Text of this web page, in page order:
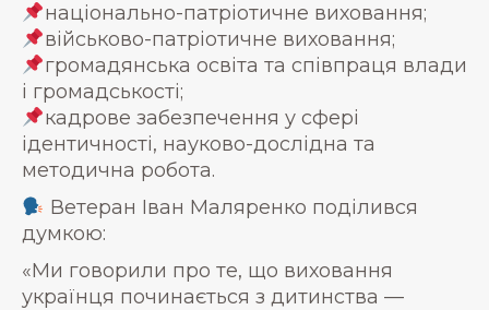
національно-патріотичне виховання;
військово-патріотичне виховання;
громадянська освіта та співпраця влади
і громадськості;
кадрове забезпечення у сфері
ідентичності, науково-дослідна та
методична робота.
Ветеран Іван Маляренко поділився
думкою:
«Ми говорили про те, що виховання
українця починається з дитинства —